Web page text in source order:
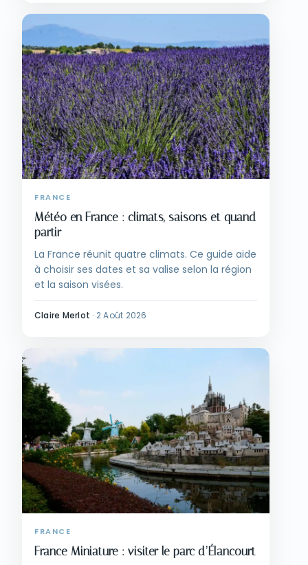
FRANCE
Météo en France : climats, saisons et quand
partir
La France réunit quatre climats. Ce guide aide
à choisir ses dates et sa valise selon la région
et la saison visées.
Claire Merlot · 2 Août 2026
FRANCE
France Miniature : visiter le parc d’Élancourt